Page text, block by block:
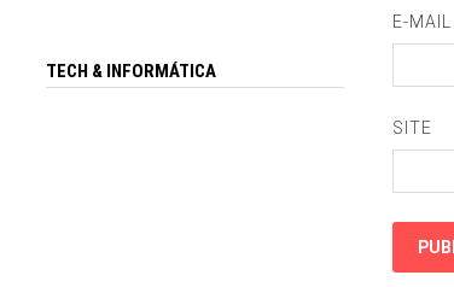
E-MAIL
SITE
TECH & INFORMÁTICA